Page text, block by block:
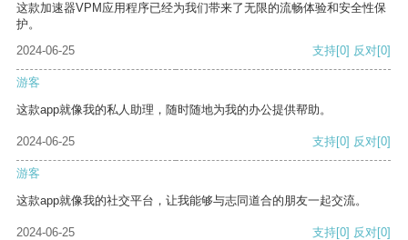
这款加速器VPM应用程序已经为我们带来了无限的流畅体验和安全性保
护。
2024-06-25
支持[0] 反对[0]
游客
这款app就像我的私人助理，随时随地为我的办公提供帮助。
2024-06-25 支持[0] 反对[0]
游客
这款app就像我的社交平台，让我能够与志同道合的朋友一起交流。
2024-06-25 支持[0] 反对[0]